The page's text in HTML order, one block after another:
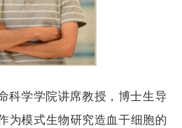
科学学院讲席教授，博士生导
为模式生物研究造血干细胞的